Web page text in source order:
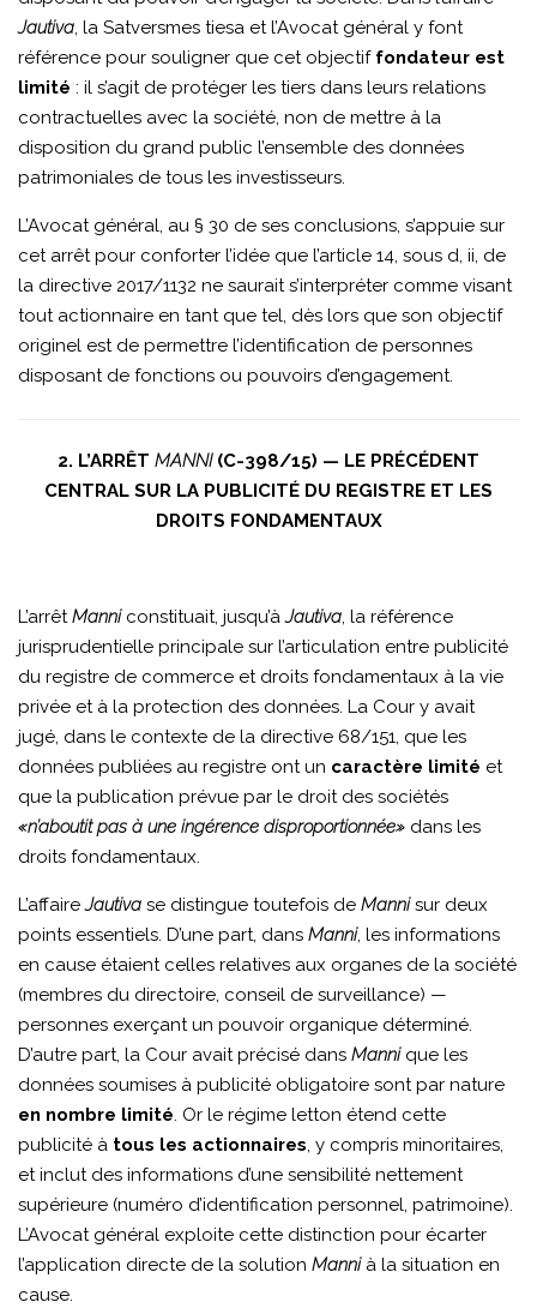
Jautiva, la Satversmes tiesa et l’Avocat général y font
référence pour souligner que cet objectif fondateur est
limité : il s’agit de protéger les tiers dans leurs relations
contractuelles avec la société, non de mettre à la
disposition du grand public l’ensemble des données
patrimoniales de tous les investisseurs.
L’Avocat général, au § 30 de ses conclusions, s’appuie sur
cet arrêt pour conforter l’idée que l’article 14, sous d, ii, de
la directive 2017/1132 ne saurait s’interpréter comme visant
tout actionnaire en tant que tel, dès lors que son objectif
originel est de permettre l’identification de personnes
disposant de fonctions ou pouvoirs d’engagement.
2. L’ARRÊT MANNI(C-398/15) — LE PRÉCÉDENT
CENTRAL SUR LA PUBLICITÉ DU REGISTRE ET LES
DROITS FONDAMENTAUX
L’arrêtManniconstituait, jusqu’àJautiva, la référence
jurisprudentielle principale sur l’articulation entre publicité
du registre de commerce et droits fondamentaux à la vie
privée et à la protection des données. La Cour y avait
jugé, dans le contexte de la directive 68/151, que les
données publiées au registre ont un caractère limité et
que la publication prévue par le droit des sociétés
«n’aboutit pas à une ingérence disproportionnée» dans les
droits fondamentaux.
L’affaireJautiva se distingue toutefois de Mannisur deux
points essentiels. D’une part, dans Manni, les informations
en cause étaient celles relatives aux organes de la société
(membres du directoire, conseil de surveillance) —
personnes exerçant un pouvoir organique déterminé.
D’autre part, la Cour avait précisé dans Mannique les
données soumises à publicité obligatoire sont par nature
en nombre limité. Or le régime letton étend cette
publicité à tous les actionnaires, y compris minoritaires,
et inclut des informations d’une sensibilité nettement
supérieure (numéro d’identification personnel, patrimoine).
L’Avocat général exploite cette distinction pour écarter
l’application directe de la solution Mannià la situation en
cause.